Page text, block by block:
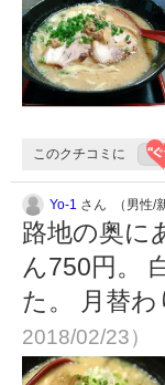
このクチコミに
Yo-1 さん （男性/
路地の奥に
ん750円。
た。 月替
2018/02/23）